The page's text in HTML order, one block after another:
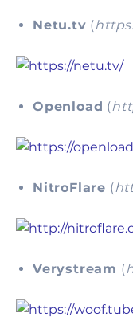
Netu.tv (
Openload (
NitroFlare (
Verystream (